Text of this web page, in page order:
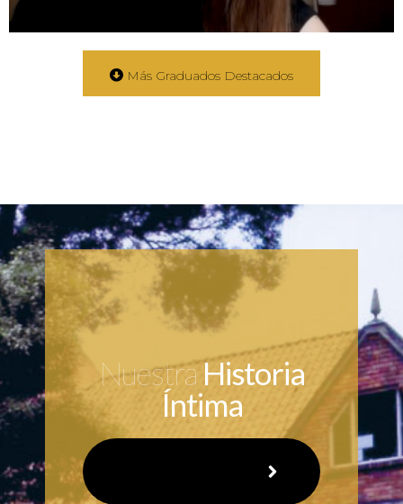
Más Graduados Destacados
NuestraHistoria
Íntima